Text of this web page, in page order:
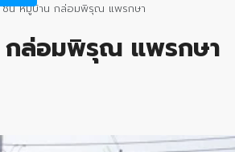
ชั้น หมู่บ้าน กล่อมพิรุณ แพรกษา
กล่อมพิรุณ แพรกษา